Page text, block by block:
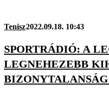
Tenisz2022.09.18. 10:43
SPORTRÁDIÓ: A
LEGNEHEZEBB